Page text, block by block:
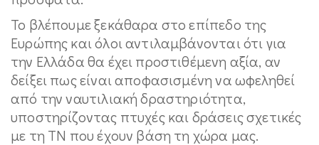
Το βλέπουμε ξεκάθαρα στο επίπεδο της
Ευρώπης και όλοι αντιλαμβάνονται ότι για
την Ελλάδα θα έχει προστιθέμενη αξία, αν
δείξει πως είναι αποφασισμένη να ωφεληθεί
από την ναυτιλιακή δραστηριότητα,
υποστηρίζοντας πτυχές και δράσεις σχετικές
με τη ΤΝ που έχουν βάση τη χώρα μας.